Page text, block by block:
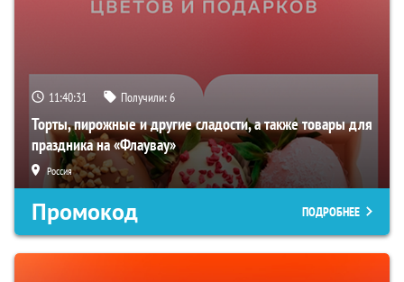
11:40:30 Получили:6
Торты, пирожные и другие сладости, а также товары для
праздника на «Флаувау»
Россия
Промокод ПОДРОБНЕЕ